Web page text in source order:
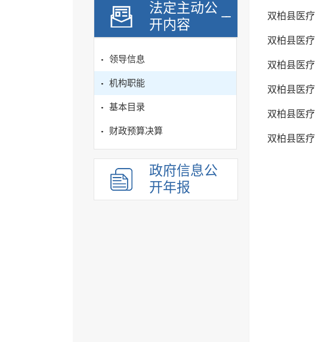
法定主动公
开内容
领导信息
机构职能
基本目录
财政预算决算
政府信息公
开年报
双柏县医
双柏县医
双柏县医
双柏县医
双柏县医
双柏县医